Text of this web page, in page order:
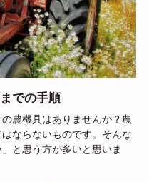
での手順
農機具はありませんか？農
ならないものです。そんな
と思う方が多いと思いま